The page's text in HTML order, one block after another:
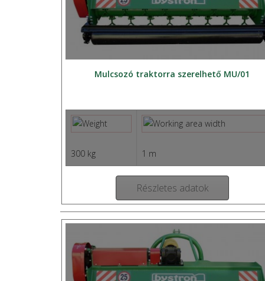
Mulcsozó traktorra szerelhető MU/01
300 kg 1 m
Részletes adatok